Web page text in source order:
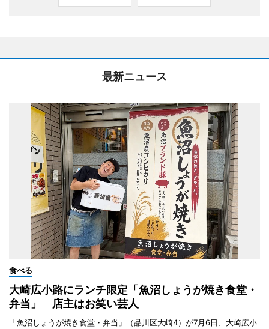
最新ニュース
食べる
大崎広小路にランチ限定「魚沼しょうが焼き食堂・
弁当」 店主はお笑い芸人
「魚沼しょうが焼き食堂・弁当」（品川区大崎4）が7月6日、大崎広小